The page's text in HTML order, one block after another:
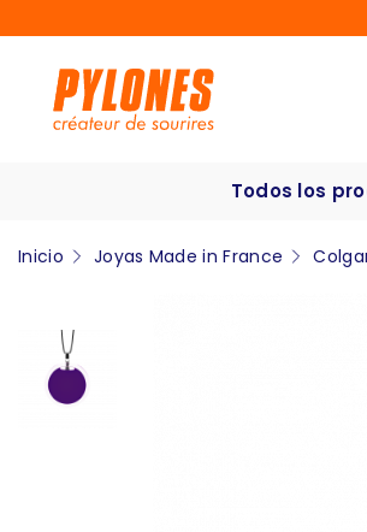
Todos los
Inicio Joyas Made in France